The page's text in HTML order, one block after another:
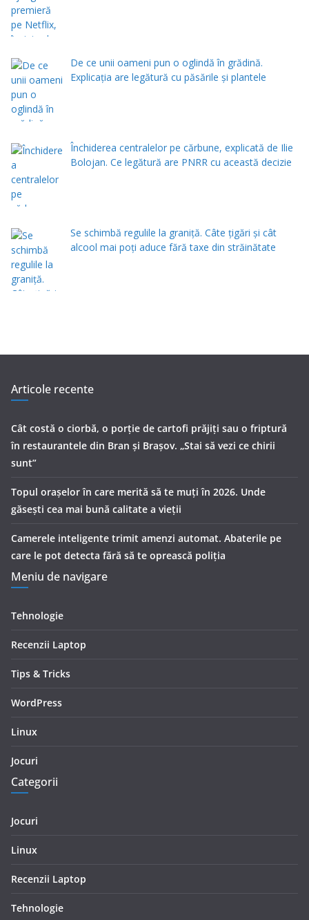
De ce unii oameni pun o oglindă în grădină.
Explicația are legătură cu păsările și plantele
Închiderea centralelor pe cărbune, explicată de Ilie
Bolojan. Ce legătură are PNRR cu această decizie
Se schimbă regulile la graniță. Câte țigări și cât
alcool mai poți aduce fără taxe din străinătate
Articole recente
Cât costă o ciorbă, o porţie de cartofi prăjiţi sau o friptură
în restaurantele din Bran şi Braşov. „Stai să vezi ce chirii
sunt”
Topul orașelor în care merită să te muți în 2026. Unde
găsești cea mai bună calitate a vieții
Camerele inteligente trimit amenzi automat. Abaterile pe
care le pot detecta fără să te oprească poliția
Meniu de navigare
Tehnologie
Recenzii Laptop
Tips & Tricks
WordPress
Linux
Jocuri
Categorii
Jocuri
Linux
Recenzii Laptop
Tehnologie